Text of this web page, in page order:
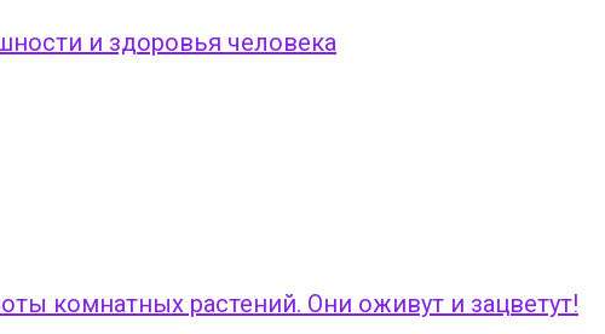
и здоровья человека
комнатных растений. Они оживут и зацветут!